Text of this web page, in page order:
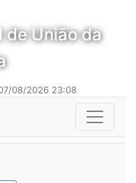
de União da
08/2026 23:08